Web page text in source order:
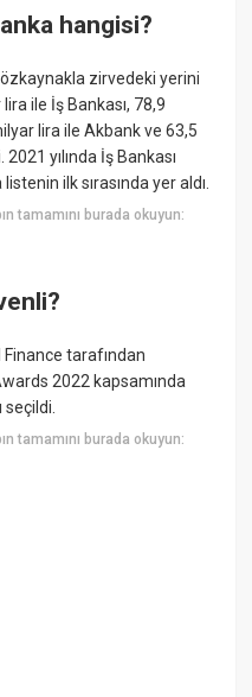
hangisi?
zirvedeki yerini
ile İş Bankası, 78,9
lira ile Akbank ve 63,5
yılında İş Bankası
ilk sırasında yer aldı.
tamamını burada okuyun:
tarafından
2022 kapsamında
tamamını burada okuyun: